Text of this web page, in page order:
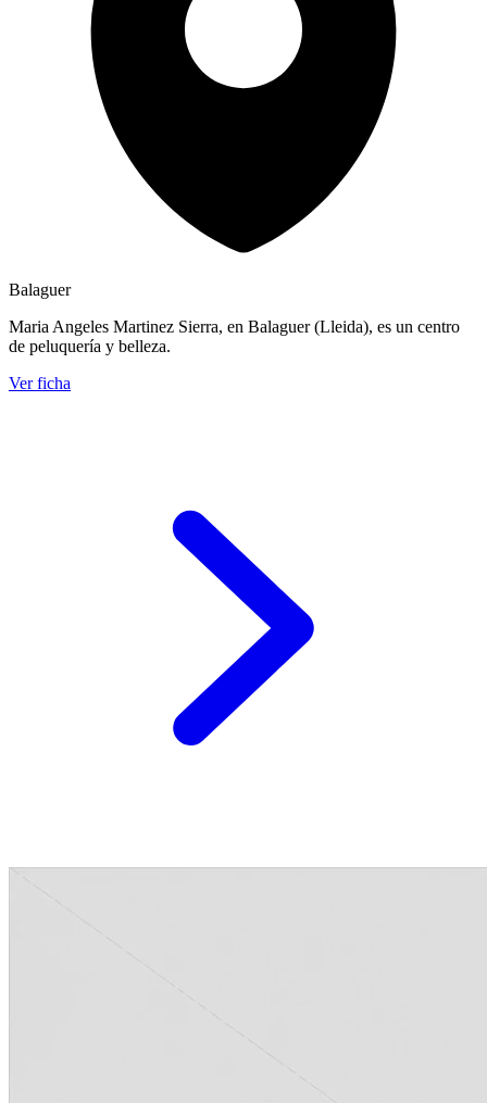
Balaguer
Maria Angeles Martinez Sierra, en Balaguer (Lleida), es un centro
de peluquería y belleza.
Ver ficha